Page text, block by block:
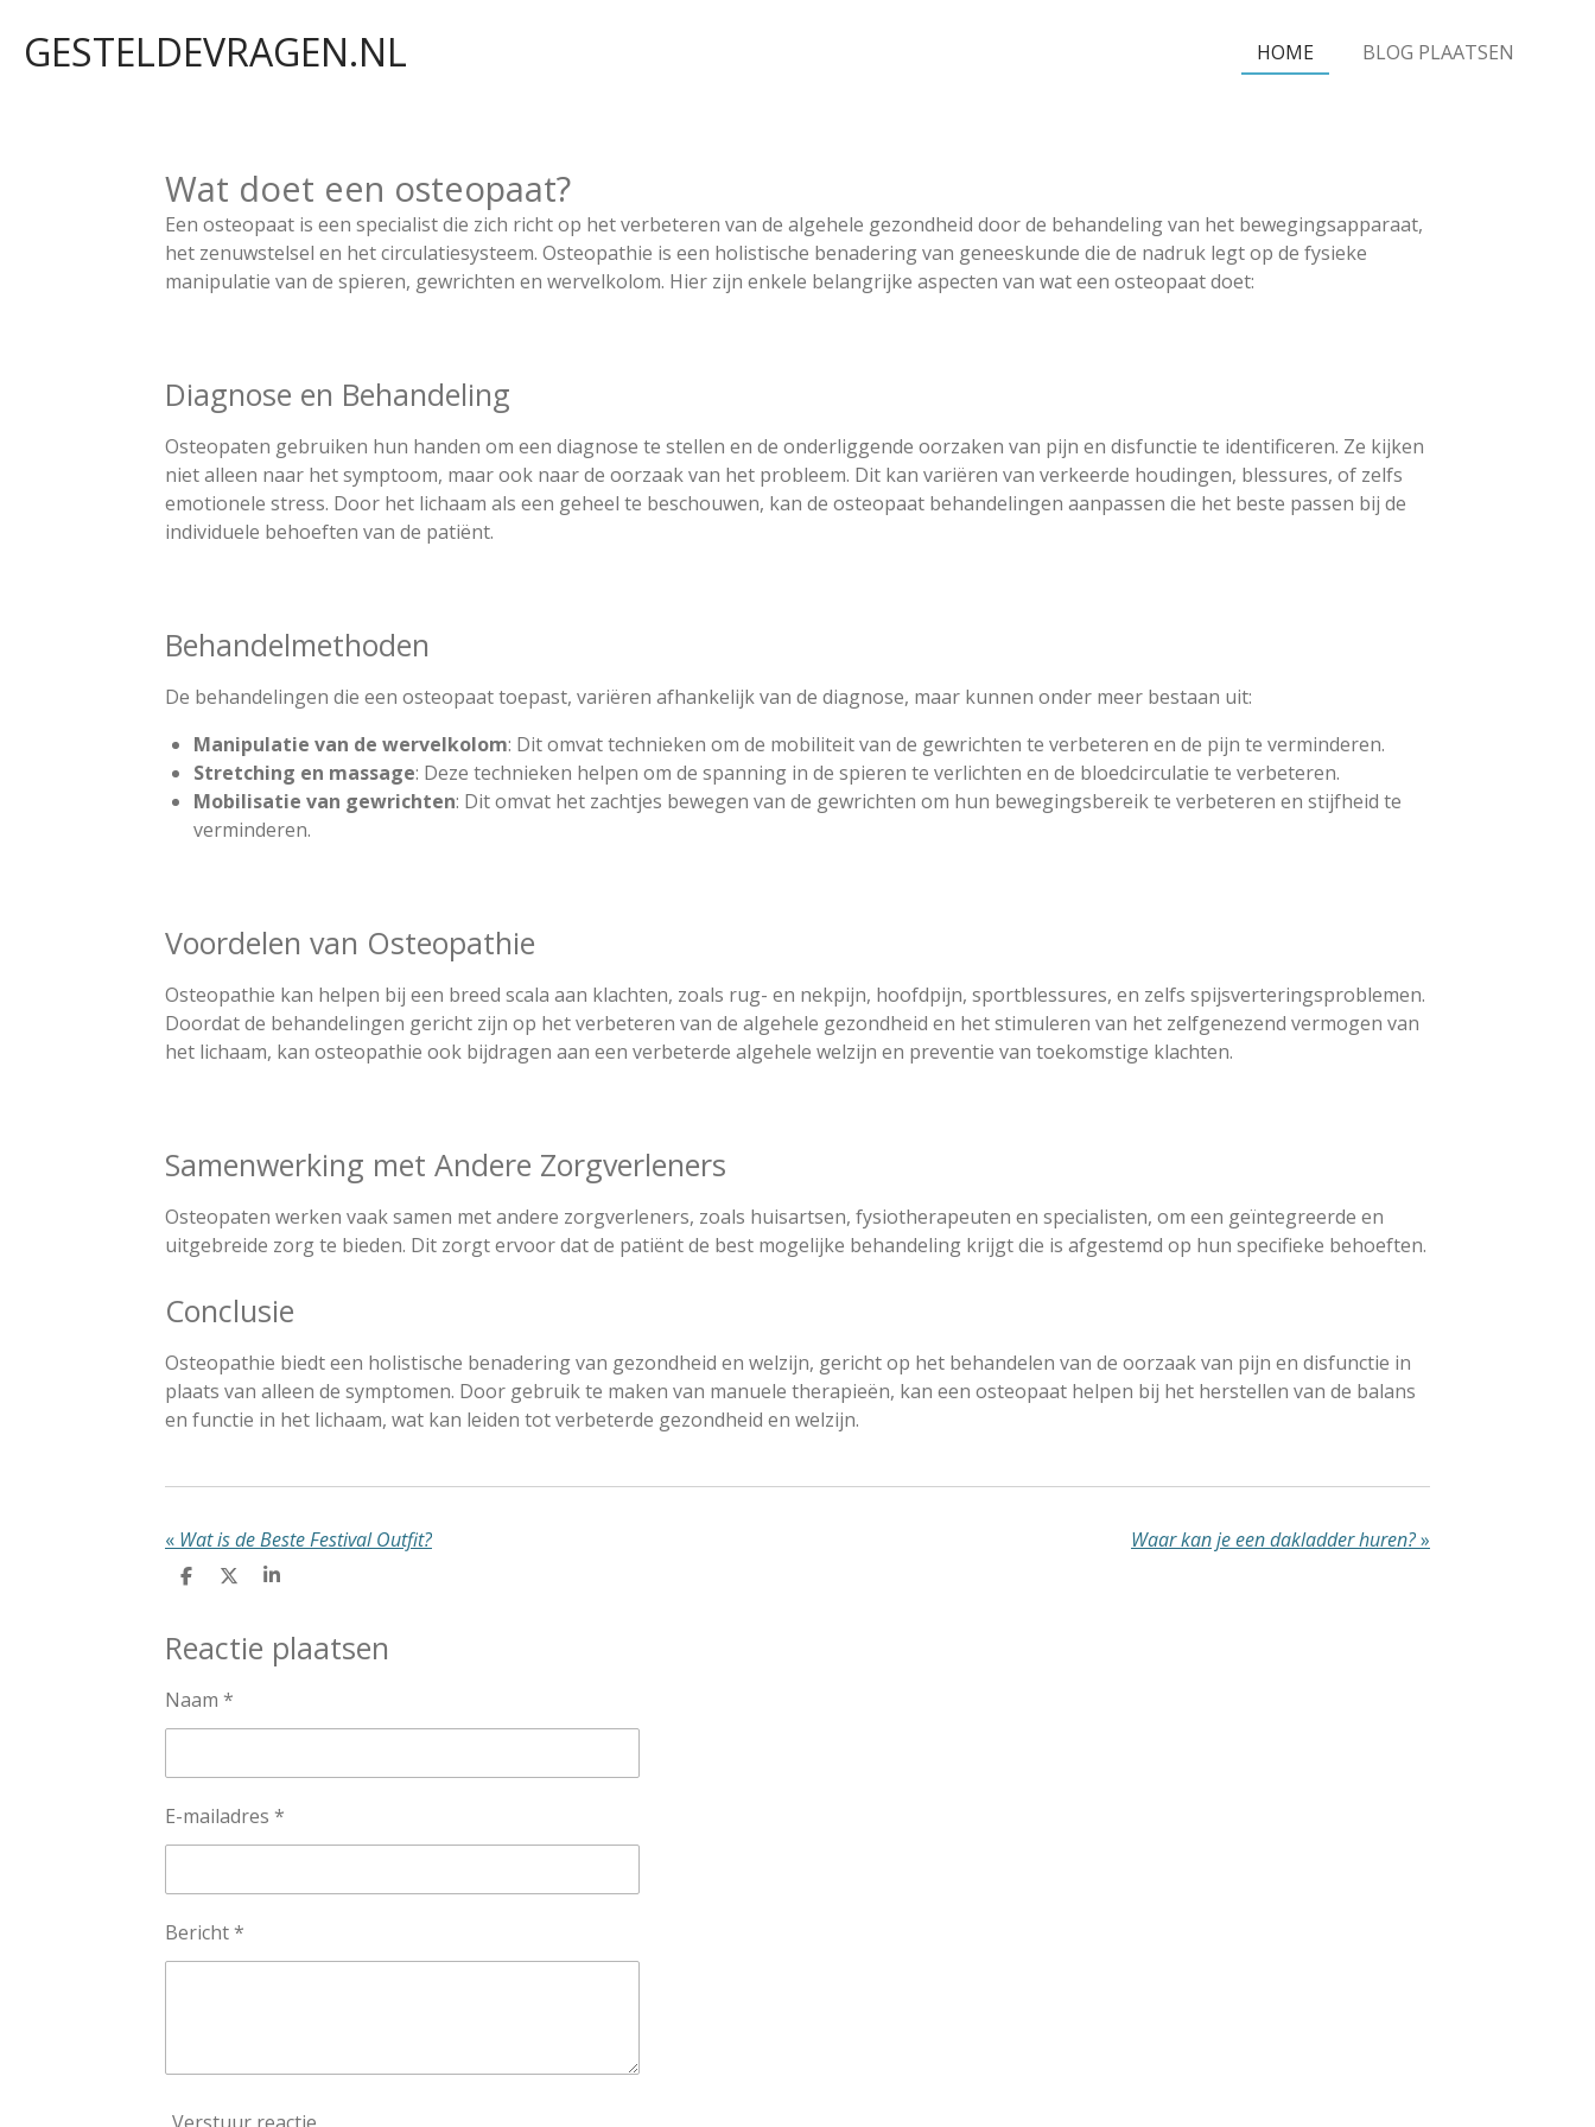
direct
GESTELDEVRAGEN.NL HOME BLOG PLAATSEN
Wat doet een osteopaat?
Een osteopaat is een specialist die zich richt op het verbeteren van de algehele gezondheid door de behandeling van het bewegingsapparaat,
het zenuwstelsel en het circulatiesysteem. Osteopathie is een holistische benadering van geneeskunde die de nadruk legt op de fysieke
manipulatie van de spieren, gewrichten en wervelkolom. Hier zijn enkele belangrijke aspecten van wat een osteopaat doet:
Diagnose en Behandeling
Osteopaten gebruiken hun handen om een diagnose te stellen en de onderliggende oorzaken van pijn en disfunctie te identificeren. Ze kijken
niet alleen naar het symptoom, maar ook naar de oorzaak van het probleem. Dit kan variëren van verkeerde houdingen, blessures, of zelfs
emotionele stress. Door het lichaam als een geheel te beschouwen, kan de osteopaat behandelingen aanpassen die het beste passen bij de
individuele behoeften van de patiënt.
Behandelmethoden
De behandelingen die een osteopaat toepast, variëren afhankelijk van de diagnose, maar kunnen onder meer bestaan uit:
Manipulatie van de wervelkolom: Dit omvat technieken om de mobiliteit van de gewrichten te verbeteren en de pijn te verminderen.
Stretching en massage: Deze technieken helpen om de spanning in de spieren te verlichten en de bloedcirculatie te verbeteren.
Mobilisatie van gewrichten: Dit omvat het zachtjes bewegen van de gewrichten om hun bewegingsbereik te verbeteren en stijfheid te
verminderen.
Voordelen van Osteopathie
Osteopathie kan helpen bij een breed scala aan klachten, zoals rug- en nekpijn, hoofdpijn, sportblessures, en zelfs spijsverteringsproblemen.
Doordat de behandelingen gericht zijn op het verbeteren van de algehele gezondheid en het stimuleren van het zelfgenezend vermogen van
het lichaam, kan osteopathie ook bijdragen aan een verbeterde algehele welzijn en preventie van toekomstige klachten.
Samenwerking met Andere Zorgverleners
Osteopaten werken vaak samen met andere zorgverleners, zoals huisartsen, fysiotherapeuten en specialisten, om een geïntegreerde en
uitgebreide zorg te bieden. Dit zorgt ervoor dat de patiënt de best mogelijke behandeling krijgt die is afgestemd op hun specifieke behoeften.
Conclusie
Osteopathie biedt een holistische benadering van gezondheid en welzijn, gericht op het behandelen van de oorzaak van pijn en disfunctie in
plaats van alleen de symptomen. Door gebruik te maken van manuele therapieën, kan een osteopaat helpen bij het herstellen van de balans
en functie in het lichaam, wat kan leiden tot verbeterde gezondheid en welzijn.
« Wat is de Beste Festival Outfit? Waar kan je een dakladder huren?»
D
e
n
D
l
S
r
e
Reactie plaatsen
Naam *
E-mailadres *
Bericht *